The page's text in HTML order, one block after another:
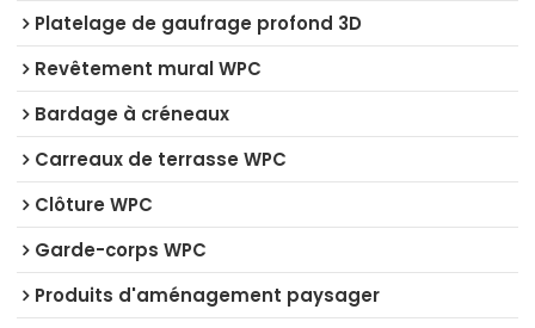
Platelage de gaufrage profond 3D
Revêtement mural WPC
Bardage à créneaux
Carreaux de terrasse WPC
Clôture WPC
Garde-corps WPC
Produits d'aménagement paysager